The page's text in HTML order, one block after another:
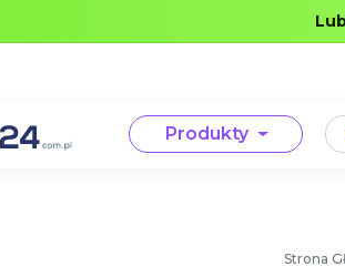
Produkty
Strona